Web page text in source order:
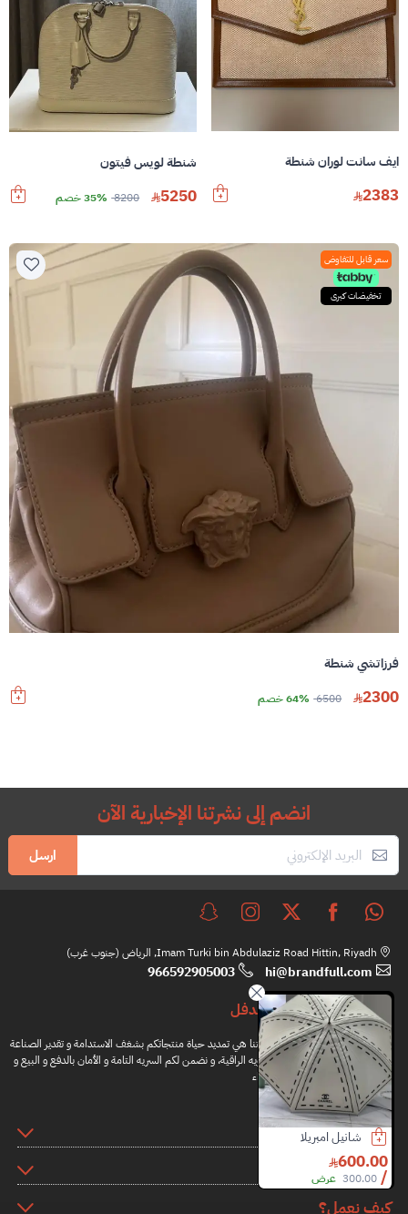
250.00
500.00 50% خصم
شنطة كلوي
ايف سانت لوران شنطة
2383
شنطة لويس فيتون
5250
8200 35% خصم
سعر قابل للتفاوض
تخفيضات كبرى
فرزاتشي شنطة
2300
6500 64% خصم
انضم إلى نشرتنا الإخبارية الآن
ارسل
Imam Turki bin Abdulaziz Road Hittin, Riyadh, الرياض (جنوب غرب)
hi@brandfull.com
966592905003
براندفل
مهمتنا هي تمديد حياة منتجاتكم بشغف الاستدامة و تقدير الصناعة
اليدويه الراقية، و نضمن لكم السريه التامة و الأمان بالدفع و البيع و
الشراء
المعلومات
روابط اضافية
كيف نعمل؟